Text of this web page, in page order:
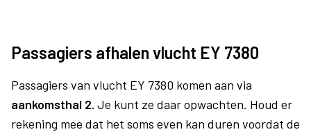
Passagiers afhalen vlucht EY 7380
Passagiers van vlucht EY 7380 komen aan via
aankomsthal 2. Je kunt ze daar opwachten. Houd er
rekening mee dat het soms even kan duren voordat de